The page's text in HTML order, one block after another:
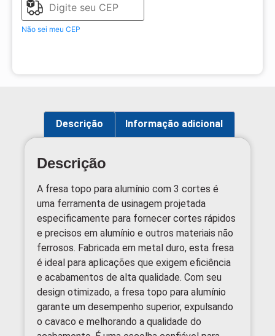
Não sei meu CEP
Descrição Informação adicional
Descrição
A fresa topo para alumínio com 3 cortes é
uma ferramenta de usinagem projetada
especificamente para fornecer cortes rápidos
e precisos em alumínio e outros materiais não
ferrosos. Fabricada em metal duro, esta fresa
é ideal para aplicações que exigem eficiência
e acabamentos de alta qualidade. Com seu
design otimizado, a fresa topo para alumínio
garante um desempenho superior, expulsando
o cavaco e melhorando a qualidade do